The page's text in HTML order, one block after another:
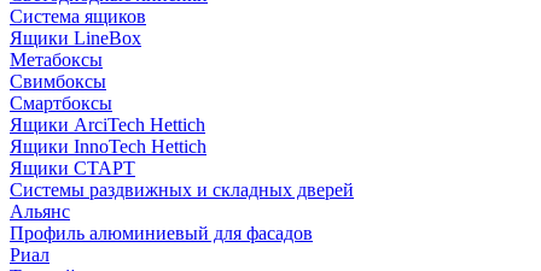
Система ящиков
Ящики LineBox
Метабоксы
Свимбоксы
Смартбоксы
Ящики ArciTech Hettich
Ящики InnoTech Hettich
Ящики СТАРТ
Системы раздвижных и складных дверей
Альянс
Профиль алюминиевый для фасадов
Риал